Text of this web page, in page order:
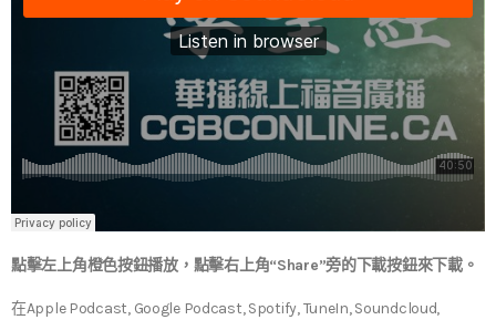
點擊左上角橙色按鈕播放，點擊右上角“Share”旁的下載按鈕來下載。
在Apple Podcast, Google Podcast, Spotify, TuneIn, Soundcloud,